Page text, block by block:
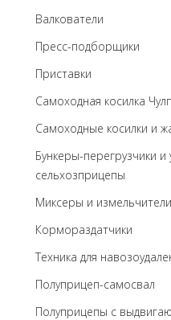
Валкователи
Пресс-подборщики
Приставки
Самоходная косилка
Самоходные косилки и
Бункеры-перегрузчики
сельхозприцепы
Миксеры и
Кормораздатчики
Техника для
Полуприцеп-самосвал
Полуприцепы с